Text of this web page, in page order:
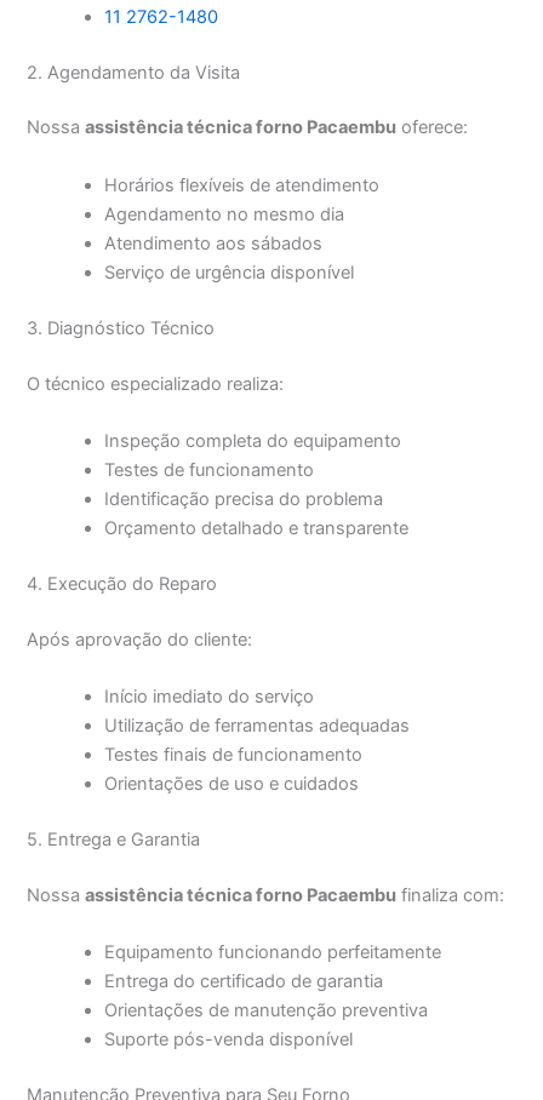
11 2762-1480
2. Agendamento da Visita
Nossaassistência técnica forno Pacaembu oferece:
Horários flexíveis de atendimento
Agendamento no mesmo dia
Atendimento aos sábados
Serviço de urgência disponível
3. Diagnóstico Técnico
O técnico especializado realiza:
Inspeção completa do equipamento
Testes de funcionamento
Identificação precisa do problema
Orçamento detalhado e transparente
4. Execução do Reparo
Após aprovação do cliente:
Início imediato do serviço
Utilização de ferramentas adequadas
Testes finais de funcionamento
Orientações de uso e cuidados
5. Entrega e Garantia
Nossaassistência técnica forno Pacaembu finaliza com:
Equipamento funcionando perfeitamente
Entrega do certificado de garantia
Orientações de manutenção preventiva
Suporte pós-venda disponível
Manutenção Preventiva para Seu Forno